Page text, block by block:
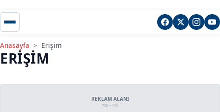
Anasayfa > Erişim
ERIŞIM